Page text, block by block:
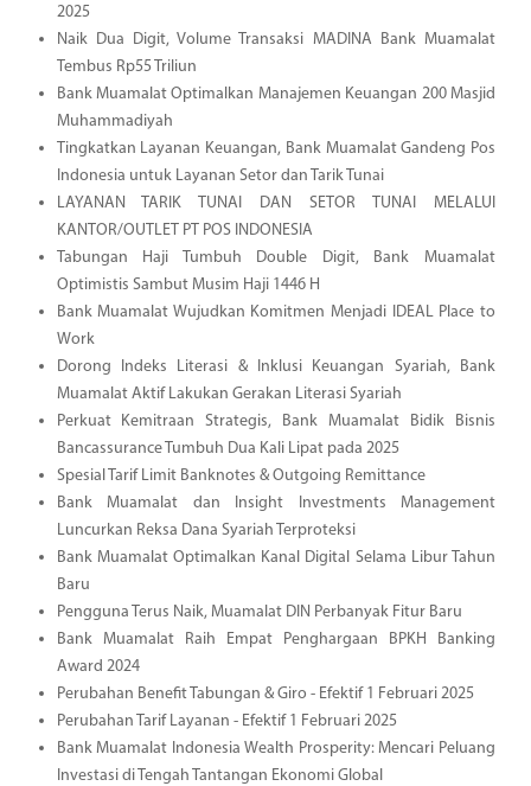
2025
Naik Dua Digit, Volume Transaksi MADINA Bank Muamalat
Tembus Rp55 Triliun
Bank Muamalat Optimalkan Manajemen Keuangan 200 Masjid
Muhammadiyah
Tingkatkan Layanan Keuangan, Bank Muamalat Gandeng Pos
Indonesia untuk Layanan Setor dan Tarik Tunai
LAYANAN TARIK TUNAI DAN SETOR TUNAI MELALUI
KANTOR/OUTLET PT POS INDONESIA
Tabungan Haji Tumbuh Double Digit, Bank Muamalat
Optimistis Sambut Musim Haji 1446 H
Bank Muamalat Wujudkan Komitmen Menjadi IDEAL Place to
Work
Dorong Indeks Literasi & Inklusi Keuangan Syariah, Bank
Muamalat Aktif Lakukan Gerakan Literasi Syariah
Perkuat Kemitraan Strategis, Bank Muamalat Bidik Bisnis
Bancassurance Tumbuh Dua Kali Lipat pada 2025
Spesial Tarif Limit Banknotes & Outgoing Remittance
Bank Muamalat dan Insight Investments Management
Luncurkan Reksa Dana Syariah Terproteksi
Bank Muamalat Optimalkan Kanal Digital Selama Libur Tahun
Baru
Pengguna Terus Naik, Muamalat DIN Perbanyak Fitur Baru
Bank Muamalat Raih Empat Penghargaan BPKH Banking
Award 2024
Perubahan Benefit Tabungan & Giro - Efektif 1 Februari 2025
Perubahan Tarif Layanan - Efektif 1 Februari 2025
Bank Muamalat Indonesia Wealth Prosperity: Mencari Peluang
Investasi di Tengah Tantangan Ekonomi Global